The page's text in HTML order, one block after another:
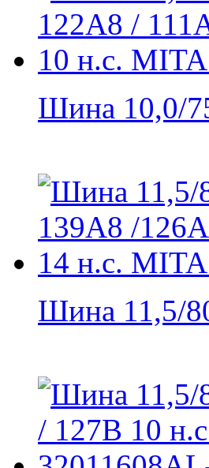
Шина 10,0/
Шина 11,5/